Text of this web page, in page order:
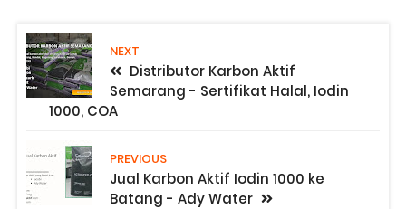
NEXT
Distributor Karbon Aktif
Semarang - Sertifikat Halal, Iodin
1000, COA
PREVIOUS
Jual Karbon Aktif Iodin 1000 ke
Batang - Ady Water